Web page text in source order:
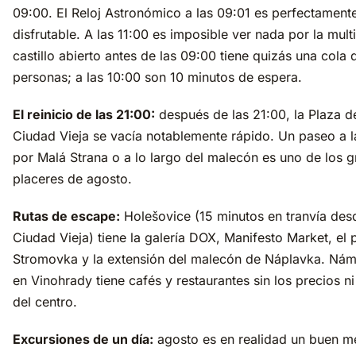
09:00. El Reloj Astronómico a las 09:01 es
disfrutable. A las 11:00 es imposible ver nada por la
castillo abierto antes de las 09:00 tiene quizás una cola
personas; a las 10:00 son 10 minutos de espera.
El reinicio de las 21:00: después de las 21:00, la Plaza
Ciudad Vieja se vacía notablemente rápido. Un paseo a
por Malá Strana o a lo largo del malecón es uno de los
placeres de agosto.
Rutas de escape: Holešovice (15 minutos en tranvía
Ciudad Vieja) tiene la galería DOX, Manifesto Market, el
Stromovka y la extensión del malecón de Náplavka.
en Vinohrady tiene cafés y restaurantes sin los precios
del centro.
Excursiones de un día: agosto es en realidad un buen